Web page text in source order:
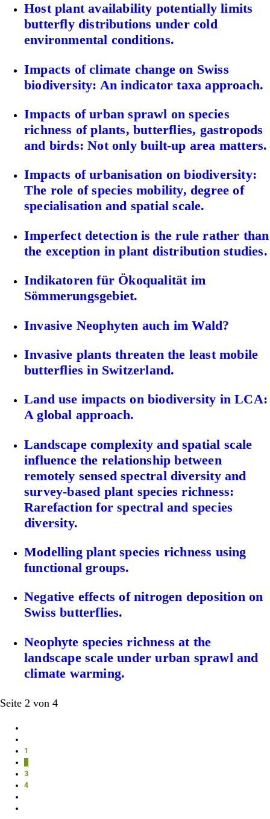
Host plant availability potentially limits
butterfly distributions under cold
environmental conditions.
Impacts of climate change on Swiss
biodiversity: An indicator taxa approach.
Impacts of urban sprawl on species
richness of plants, butterflies, gastropods
and birds: Not only built-up area matters.
Impacts of urbanisation on biodiversity:
The role of species mobility, degree of
specialisation and spatial scale.
Imperfect detection is the rule rather than
the exception in plant distribution studies.
Indikatoren für Ökoqualität im
Sömmerungsgebiet.
Invasive Neophyten auch im Wald?
Invasive plants threaten the least mobile
butterflies in Switzerland.
Land use impacts on biodiversity in LCA:
A global approach.
Landscape complexity and spatial scale
influence the relationship between
remotely sensed spectral diversity and
survey-based plant species richness:
Rarefaction for spectral and species
diversity.
Modelling plant species richness using
functional groups.
Negative effects of nitrogen deposition on
Swiss butterflies.
Neophyte species richness at the
landscape scale under urban sprawl and
climate warming.
Seite 2 von 4
1
3
4